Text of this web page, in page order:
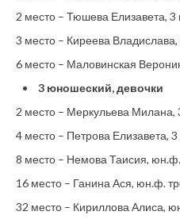
2 место – Тюшева Елизавета,
3 место – Киреева
6 место – Маловинская
3 юношеский, девочки
2 место – Меркульева Милана,
4 место – Петрова Елизавета,
8 место – Немова Таисия,
16 место – Ганина Ася, юн.ф.
32 место – Кириллова Алиса,